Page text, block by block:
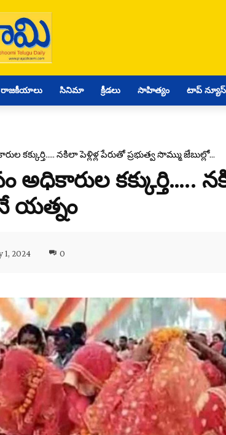
రాజకీయాలు సినిమా క్రీడలు సాహిత్యం టాప్ న్యూస్
కక్కుర్తి..... నకిలా పెళ్లిళ్ల పేరుతో ప్రభుత్వ సొమ్ము జేబుల్లో...
అధికారుల కక్కుర్తి…..
యత్నం
1, 2024 0